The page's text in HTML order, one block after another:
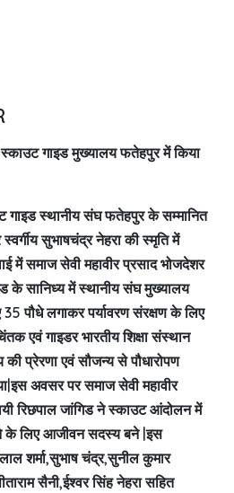
गाइड मुख्यालय फतेहपुर में किया
गाइड स्थानीय संघ फतेहपुर के सम्मानित
सुभाषचंद्र नेहरा की स्मृति में
में समाज सेवी महावीर प्रसाद भोजदेशर
के सानिध्य में स्थानीय संघ मुख्यालय
पौधे लगाकर पर्यावरण संरक्षण के लिए
एवं गाइडर भारतीय शिक्षा संस्थान
प्रेरणा एवं सौजन्य से पौधारोपण
अवसर पर समाज सेवी महावीर
रिछपाल जांगिड ने स्काउट आंदोलन में
के लिए आजीवन सदस्य बने |इस
शर्मा,सुभाष चंद्र,सुनील कुमार
सैनी,ईश्वर सिंह नेहरा सहित